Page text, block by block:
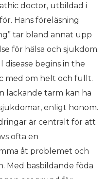
doctor, utbildad i
för. Hans föreläsning
tar bland annat upp
för hälsa och sjukdom.
disease begins in the
med om helt och fullt.
läckande tarm kan ha
enligt honom.
är centralt för att
ofta en
åt problemet och
Med basbildande föda